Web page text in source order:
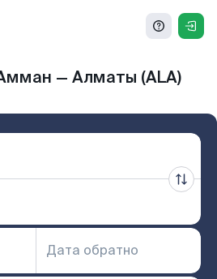
— Алматы (ALA)